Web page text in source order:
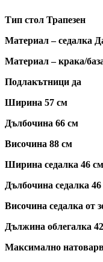
Тип стол Трапезен
Материал – седалка
Материал – крака/
Подлакътници да
Ширина 57 см
Дълбочина 66 см
Височина 88 см
Ширина седалка 46 см
Дълбочина седалка
Височина седалка от
Дължина облегалка
Максимално